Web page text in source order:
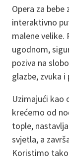
Opera za
interaktivno
malene velike.
ugodnom,
poziva na
glazbe, zvuka
Uzimajući kao
krećemo od
tople,
svjetla, a
Koristimo